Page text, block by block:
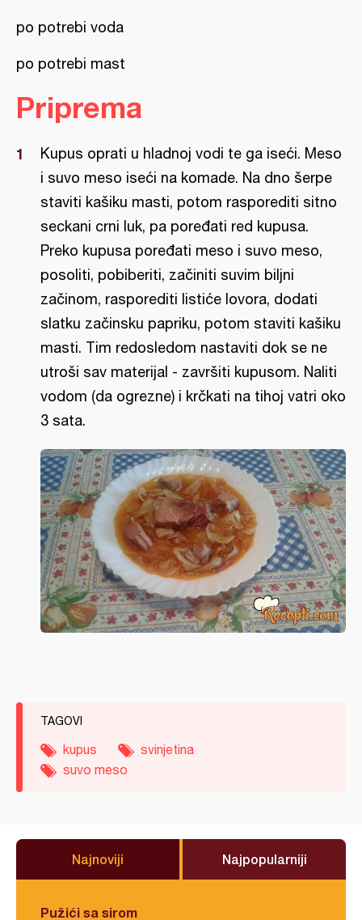
po potrebi voda
po potrebi mast
Priprema
Kupus oprati u hladnoj vodi te ga iseći. Meso
i suvo meso iseći na komade. Na dno šerpe
staviti kašiku masti, potom rasporediti sitno
seckani crni luk, pa poređati red kupusa.
Preko kupusa poređati meso i suvo meso,
posoliti, pobiberiti, začiniti suvim biljni
začinom, rasporediti listiće lovora, dodati
slatku začinsku papriku, potom staviti kašiku
masti. Tim redosledom nastaviti dok se ne
utroši sav materijal - završiti kupusom. Naliti
vodom (da ogrezne) i krčkati na tihoj vatri oko
3 sata.
TAGOVI
kupus
svinjetina
suvo meso
Najnoviji Najpopularniji
Pužići sa sirom